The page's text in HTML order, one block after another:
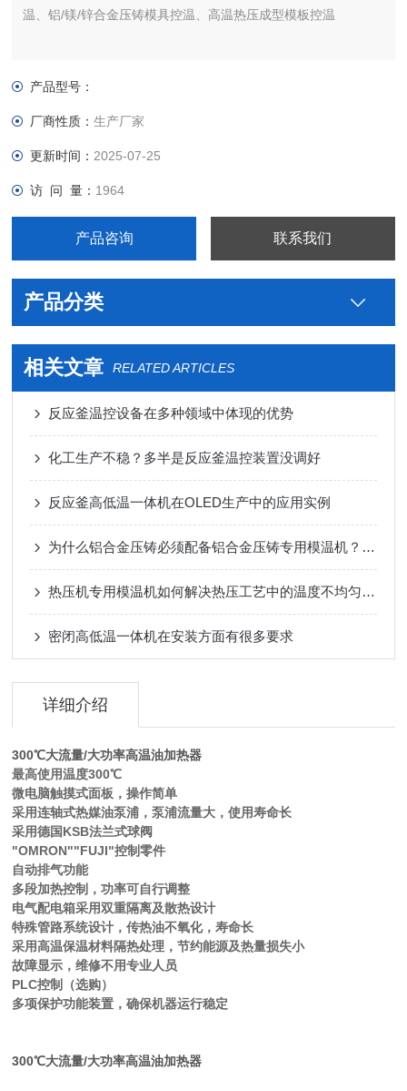
温、铝/镁/锌合金压铸模具控温、高温热压成型模板控温
产品型号：
厂商性质：生产厂家
更新时间： 2025-07-25
访 问 量： 1964
产品咨询 联系我们
产品分类
相关文章 RELATED ARTICLES
反应釜温控设备在多种领域中体现的优势
化工生产不稳？多半是反应釜温控装置没调好
反应釜高低温一体机在OLED生产中的应用实例
为什么铝合金压铸必须配备铝合金压铸专用模温机？工艺深度解析
热压机专用模温机如何解决热压工艺中的温度不均匀问题？
密闭高低温一体机在安装方面有很多要求
详细介绍
300℃大流量/大功率高温油加热器
最高使用温度300℃
微电脑触摸式面板，操作简单
采用连轴式热媒油泵浦，泵浦流量大，使用寿命长
采用德国KSB法兰式球阀
"OMRON""FUJI"控制零件
自动排气功能
多段加热控制，功率可自行调整
电气配电箱采用双重隔离及散热设计
特殊管路系统设计，传热油不氧化，寿命长
采用高温保温材料隔热处理，节约能源及热量损失小
故障显示，维修不用专业人员
PLC控制（选购）
多项保护功能装置，确保机器运行稳定
300℃大流量/大功率高温油加热器